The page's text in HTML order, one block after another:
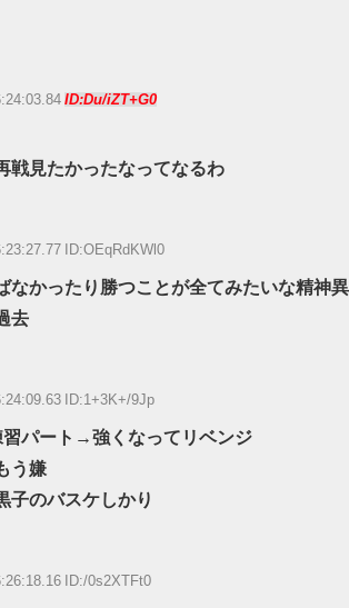
ID:Du/iZT+G0
戦見たかったなってなるわ
ID:OEqRdKWl0
なかったり勝つことが全てみたいな精神異
去
ID:1+3K+/9Jp
パート→強くなってリベンジ
う嫌
子のバスケしかり
ID:/0s2XTFt0